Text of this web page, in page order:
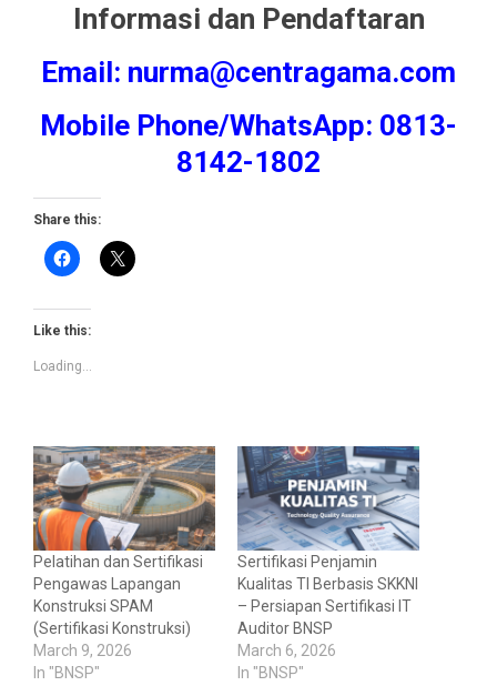
Informasi dan Pendaftaran
Email: nurma@centragama.com
Mobile Phone/WhatsApp: 0813-
8142-1802
Share this:
Like this:
Loading...
Pelatihan dan Sertifikasi
Pengawas Lapangan
Konstruksi SPAM
(Sertifikasi Konstruksi)
March 9, 2026
In "BNSP"
Sertifikasi Penjamin
Kualitas TI Berbasis SKKNI
– Persiapan Sertifikasi IT
Auditor BNSP
March 6, 2026
In "BNSP"